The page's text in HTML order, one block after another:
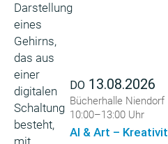
DO 13.08.2026
Bücherhalle Niendorf
10:00–13:00 Uhr
AI & Art –